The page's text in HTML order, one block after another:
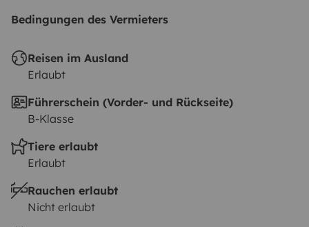
Bedingungen des Vermieters
Reisen im Ausland
Erlaubt
Führerschein (Vorder- und Rückseite)
B-Klasse
Tiere erlaubt
Erlaubt
Rauchen erlaubt
Nicht erlaubt